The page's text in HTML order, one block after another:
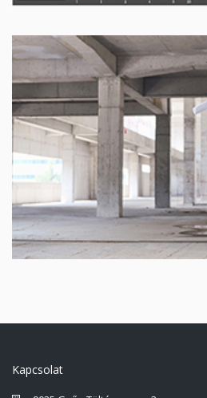
IC Partner
Kapcsolat